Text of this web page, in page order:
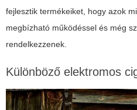
fejlesztik termékeiket, hogy azok
megbízható működéssel és még
rendelkezzenek.
Különböző elektromos